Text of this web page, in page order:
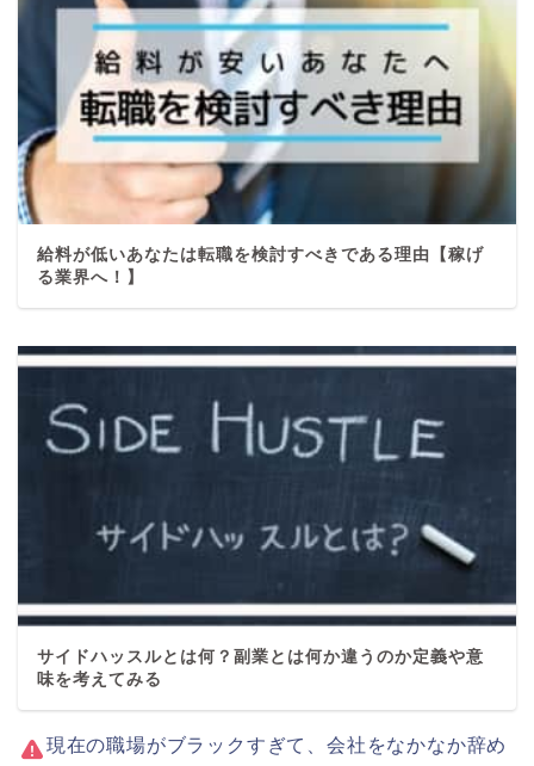
給料が低いあなたは転職を検討すべきである理由【稼げ
る業界へ！】
サイドハッスルとは何？副業とは何か違うのか定義や意
味を考えてみる
現在の職場がブラックすぎて、会社をなかなか辞め